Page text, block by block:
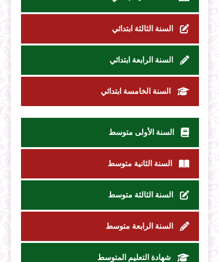
السنة الثالثة ابتدائي
السنة الرابعة ابتدائي
السنة الخامسة ابتدائي
السنة الأولى متوسط
السنة الثانية متوسط
السنة الثالثة متوسط
السنة الرابعة متوسط
شهادة التعليم المتوسط